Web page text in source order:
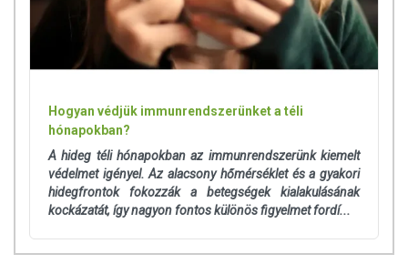
Hogyan védjük immunrendszerünket a téli
hónapokban?
A hideg téli hónapokban az immunrendszerünk kiemelt
védelmet igényel. Az alacsony hőmérséklet és a gyakori
hidegfrontok fokozzák a betegségek kialakulásának
kockázatát, így nagyon fontos különös figyelmet fordí...